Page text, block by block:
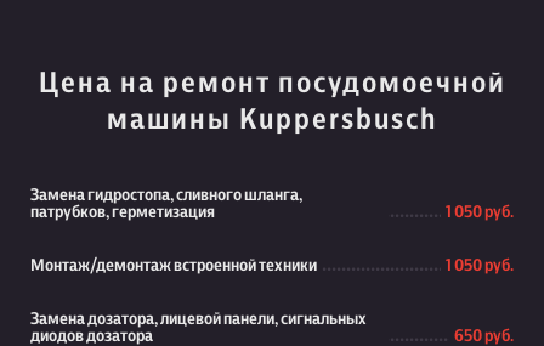
Цена на ремонт посудомоечной
машины Kuppersbusch
Замена гидростопа, сливного шланга,
патрубков, герметизация
1 050 руб.
Монтаж/демонтаж встроенной техники 1 050 руб.
Замена дозатора, лицевой панели, сигнальных
диодов дозатора
650 руб.